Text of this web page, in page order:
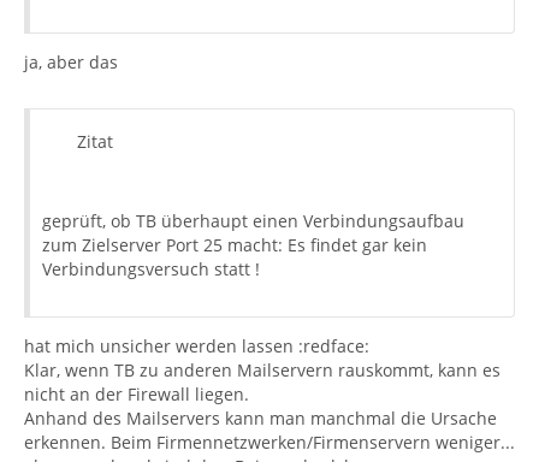
ja, aber das
Zitat
geprüft, ob TB überhaupt einen Verbindungsaufbau
zum Zielserver Port 25 macht: Es findet gar kein
Verbindungsversuch statt !
hat mich unsicher werden lassen :redface:
Klar, wenn TB zu anderen Mailservern rauskommt, kann es
nicht an der Firewall liegen.
Anhand des Mailservers kann man manchmal die Ursache
erkennen. Beim Firmennetzwerken/Firmenservern weniger...